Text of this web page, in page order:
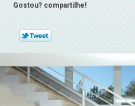
Gostou? compartilhe!